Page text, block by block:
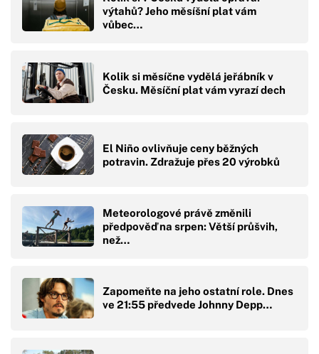
výtahů? Jeho měsíšní plat vám
vůbec…
Kolik si měsíčne vydělá jeřábník v
Česku. Měsíční plat vám vyrazí dech
El Niño ovlivňuje ceny běžných
potravin. Zdražuje přes 20 výrobků
Meteorologové právě změnili
předpověď na srpen: Větší průšvih,
než…
Zapomeňte na jeho ostatní role. Dnes
ve 21:55 předvede Johnny Depp…